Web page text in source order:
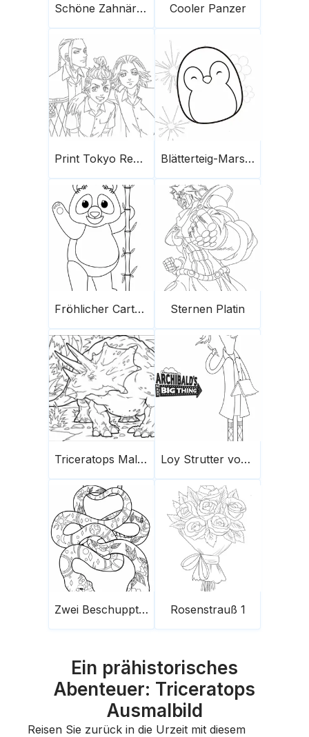
Schöne Zahnärztin Cooler Panzer
Print Tokyo Revengers Blätterteig-Marshmallows
Fröhlicher Cartoon-Panda Sternen Platin
Triceratops Malvorlage 4 Loy Strutter von Archibald
Zwei Beschuppte Schlangen Rosenstrauß 1
Ein prähistorisches
Abenteuer: Triceratops
Ausmalbild
Reisen Sie zurück in die Urzeit mit diesem